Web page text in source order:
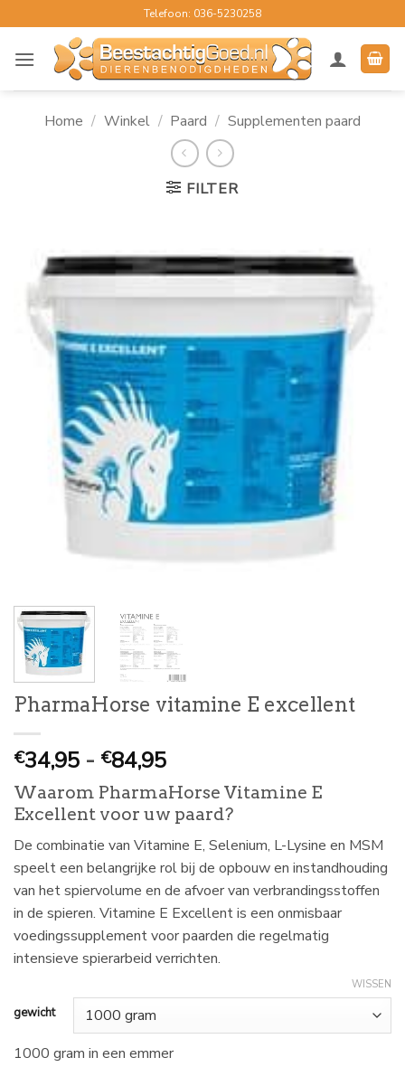
naar
inhoud
Telefoon: 036-5230258
Home / Winkel / Paard / Supplementen paard
FILTER
PharmaHorse vitamine E excellent
€34,95 - €84,95Prijsklasse:
€
34,95
tot
€
84,95
Waarom PharmaHorse Vitamine E
Excellent voor uw paard?
De combinatie van Vitamine E, Selenium, L-Lysine en MSM
speelt een belangrijke rol bij de opbouw en instandhouding
van het spiervolume en de afvoer van verbrandingsstoffen
in de spieren. Vitamine E Excellent is een onmisbaar
voedingssupplement voor paarden die regelmatig
intensieve spierarbeid verrichten.
gewicht
WISSEN
1000 gram in een emmer